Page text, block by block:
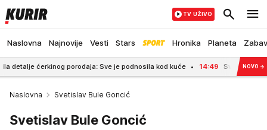
Naslovna Najnovije Vesti Stars Hronika Planeta
TV UŽIVO
porođaja: Sve je podnosila kod kuće 14:49 Svi govore o njihovim
NOVO →
Naslovna Svetislav Bule Goncić
Svetislav Bule Goncić